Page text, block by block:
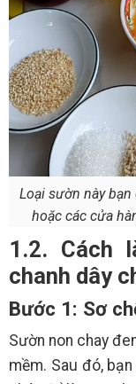
Loại sườn này
hoặc các cửa
1.2. Cách
chanh dây
Bước 1: Sơ
Sườn non chay
mềm. Sau đó,